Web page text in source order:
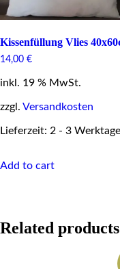
Kissenfüllung Vlies
14,00 €
inkl. 19 % MwSt.
zzgl. Versandkosten
Lieferzeit: 2 - 3 Werktage
Add to cart
Related products